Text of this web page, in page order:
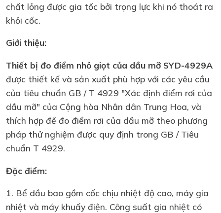
chất lỏng được gia tốc bởi trọng lực khi nó thoát ra
khỏi cốc.
Giới thiệu:
Thiết bị đo điểm nhỏ giọt của dầu mỡ SYD-4929A
được thiết kế và sản xuất phù hợp với các yêu cầu
của tiêu chuẩn GB / T 4929 "Xác định điểm rơi của
dầu mỡ" của Cộng hòa Nhân dân Trung Hoa, và
thích hợp để đo điểm rơi của dầu mỡ theo phương
pháp thử nghiệm được quy định trong GB / Tiêu
chuẩn T 4929.
Đặc điểm:
1. Bể dầu bao gồm cốc chịu nhiệt độ cao, máy gia
nhiệt và máy khuấy điện. Công suất gia nhiệt có